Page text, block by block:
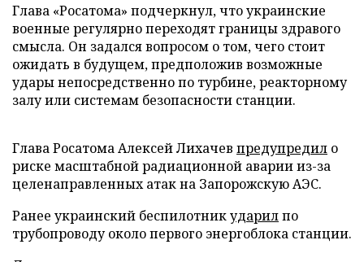
Глава «Росатома» подчеркнул, что украинские
военные регулярно переходят границы здравого
смысла. Он задался вопросом о том, чего стоит
ожидать в будущем, предположив возможные
удары непосредственно по турбине, реакторному
залу или системам безопасности станции.
Глава Росатома Алексей Лихачев предупредил о
риске масштабной радиационной аварии из-за
целенаправленных атак на Запорожскую АЭС.
Ранее украинский беспилотникударилпо
трубопроводу около первого энергоблока станции.